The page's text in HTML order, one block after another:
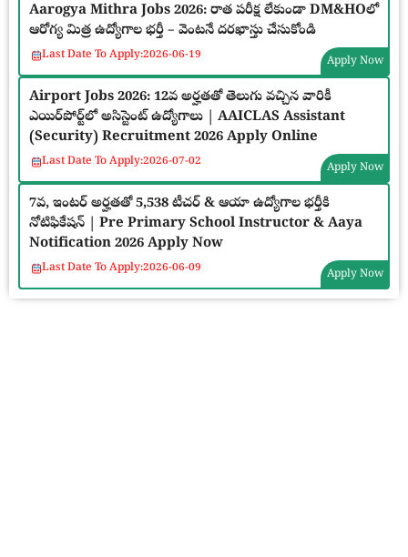
Aarogya Mithra Jobs 2026: రాత పరీక్ష లేకుండా DM&HOలో
ఆరోగ్య మిత్ర ఉద్యోగాల భర్తీ – వెంటనే దరఖాస్తు చేసుకోండి
Last Date To Apply:2026-06-19 Apply Now
Airport Jobs 2026: 12వ అర్హతతో తెలుగు వచ్చిన వారికీ
ఎయిర్‌పోర్ట్‌లో అసిస్టెంట్ ఉద్యోగాలు | AAICLAS Assistant
(Security) Recruitment 2026 Apply Online
Last Date To Apply:2026-07-02 Apply Now
7వ, ఇంటర్ అర్హతతో 5,538 టీచర్ & ఆయా ఉద్యోగాల భర్తీకి
నోటిఫికేషన్ | Pre Primary School Instructor & Aaya
Notification 2026 Apply Now
Last Date To Apply:2026-06-09 Apply Now